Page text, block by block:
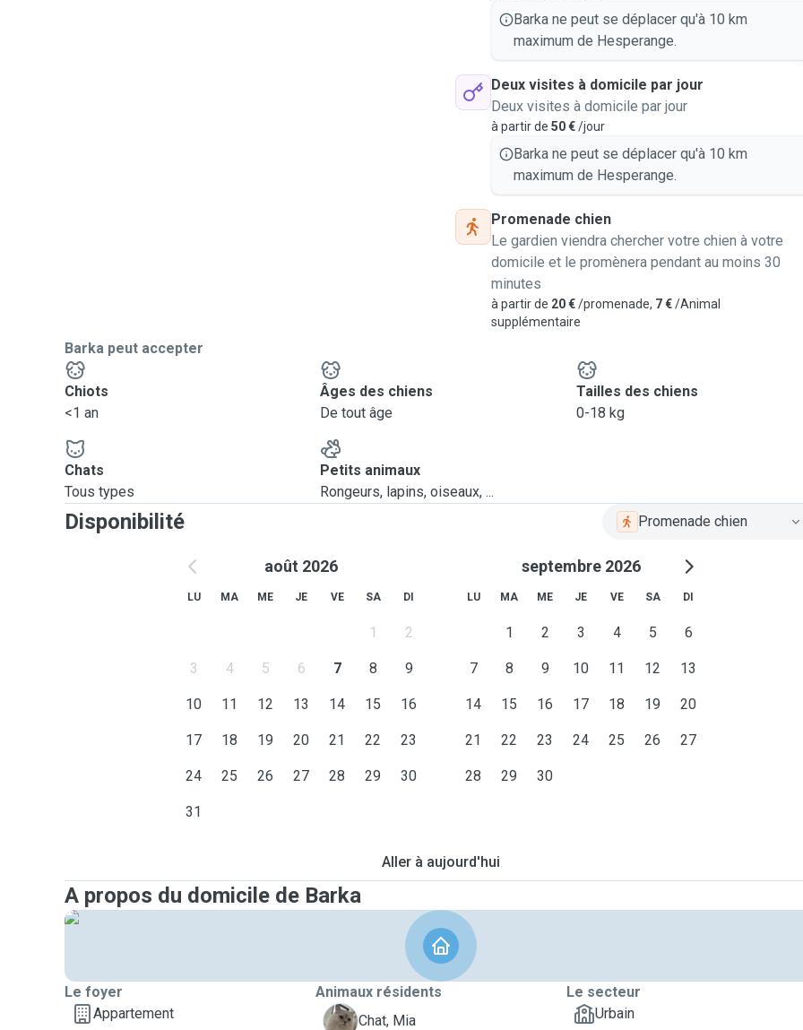
Barka ne peut se déplacer qu'à 10 km
maximum de Hesperange.
Deux visites à domicile par jour
Deux visites à domicile par jour
à partir de 50 €/jour
Barka ne peut se déplacer qu'à 10 km
maximum de Hesperange.
Promenade chien
Le gardien viendra chercher votre chien à votre
domicile et le promènera pendant au moins 30
minutes
à partir de 20 €/promenade, 7 €/Animal
supplémentaire
Barka peut accepter
Chiots
<1 an
Âges des chiens
De tout âge
Tailles des chiens
0-18 kg
Chats
Tous types
Petits animaux
Rongeurs, lapins, oiseaux, ...
Disponibilité Promenade chien
août 2026
LU MA ME JE VE SA DI
1 2
3 4 5 6 7 8 9
10 11 12 13 14 15 16
17 18 19 20 21 22 23
24 25 26 27 28 29 30
31
septembre 2026
LU MA ME JE VE SA DI
1 2 3 4 5 6
7 8 9 10 11 12 13
14 15 16 17 18 19 20
21 22 23 24 25 26 27
28 29 30
Aller à aujourd'hui
A propos du domicile de Barka
Le foyer
Appartement
Animaux résidents
M
Chat, Mia
Le secteur
Urbain